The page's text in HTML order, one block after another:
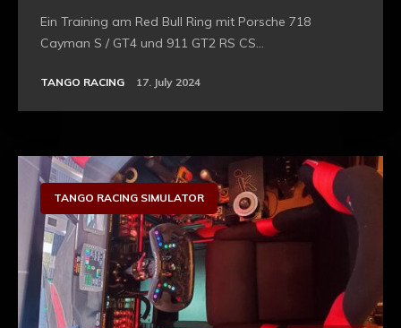
Ein Training am Red Bull Ring mit Porsche 718
Cayman S / GT4 und 911 GT2 RS CS...
TANGO RACING 17. July 2024
Sim Racing Hardware
TANGO RACING SIMULATOR